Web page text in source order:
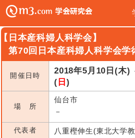
日本産科婦人科学会】
第70回日本産科婦人科学会学
開催日時
2018年5月10日(木)
( 日 )
場 所
仙台市
－
代表者 八重樫伸生(東北大学